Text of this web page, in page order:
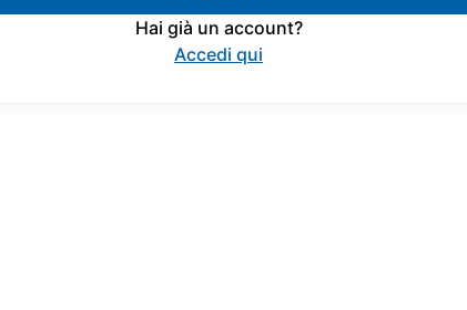
Hai già un account?
Accedi qui